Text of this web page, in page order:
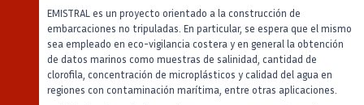
EMISTRAL es un proyecto orientado a la construcción de
embarcaciones no tripuladas. En particular, se espera que el mismo
sea empleado en eco-vigilancia costera y en general la obtención
de datos marinos como muestras de salinidad, cantidad de
clorofila, concentración de microplásticos y calidad del agua en
regiones con contaminación marítima, entre otras aplicaciones.